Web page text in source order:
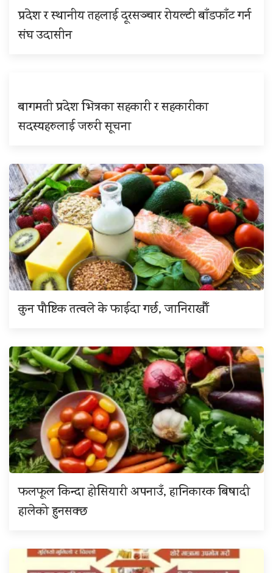
प्रदेश र स्थानीय तहलाई दूरसञ्चार रोयल्टी बाँडफाँट गर्न
संघ उदासीन
बागमती प्रदेश भित्रका सहकारी र सहकारीका
सदस्यहरुलाई जरुरी सूचना
कुन पौष्टिक तत्वले के फाईदा गर्छ, जानिराखौँ
फलफूल किन्दा होसियारी अपनाउँ, हानिकारक बिषादी
हालेको हुनसक्छ